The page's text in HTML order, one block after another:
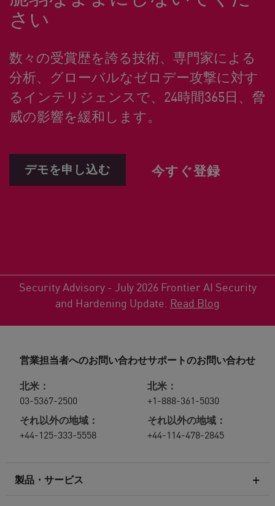
さい
数々の受賞歴を誇る技術、専門家による
分析、グローバルなゼロデー攻撃に対す
るインテリジェンスで、24時間365日、脅
威の影響を緩和します。
デモを申し込む 今すぐ登録
Security Advisory - July 2026 Frontier AI Security
and Hardening Update. Read Blog
製品・サービス
営業担当者へのお問い合わせ
北米：
03-5367-2500
それ以外の地域：
+44-125-333-5558
サポートのお問い合わせ
北米：
+1-888-361-5030
それ以外の地域：
+44-114-478-2845